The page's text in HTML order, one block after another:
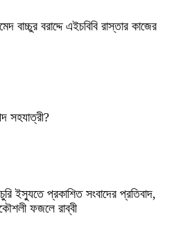
বরাদ্দে এইচবিবি রাস্তার কাজের
সহযাত্রী?
চুরি ইস্যুতে প্রকাশিত সংবাদের প্রতিবাদ,
ফজলে রাব্বী